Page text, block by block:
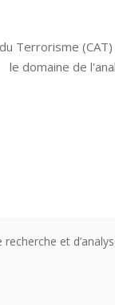
Terrorisme
le domaine de
et